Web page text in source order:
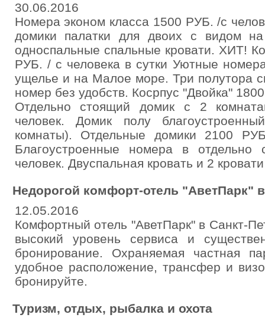
30.06.2016
Номера эконом класса 1500 РУБ. /с
домики палатки для двоих с видом
односпальные спальные кровати. ХИТ!
РУБ. / с человека в сутки Уютные
ущелье и на Малое море. Три полутора
номер без удобств. Косрпус "Двойка"
Отдельно стоящий домик с 2
человек. Домик полу
комнаты). Отдельные домики 2100
Благоустроенные номера в
человек. Двуспальная кровать и 2
Недорогой комфорт-отель "АветПарк"
12.05.2016
Комфортный отель "АветПарк" в Санкт-
высокий уровень сервиса и
бронирование. Охраняемая частная
удобное расположение, трансфер и
бронируйте.
Туризм, отдых, рыбалка и охота